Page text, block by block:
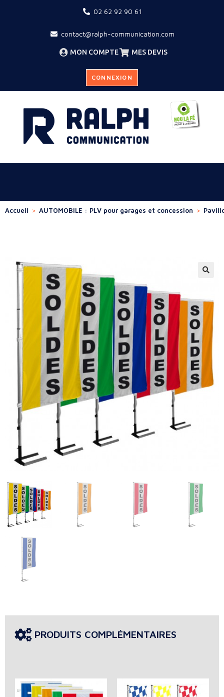
02 62 92 90 61
contact@ralph-communication.com
MON COMPTE MES DEVIS
CONNEXION
Accueil > AUTOMOBILE : PLV pour garages et concession >
PRODUITS COMPLÉMENTAIRES